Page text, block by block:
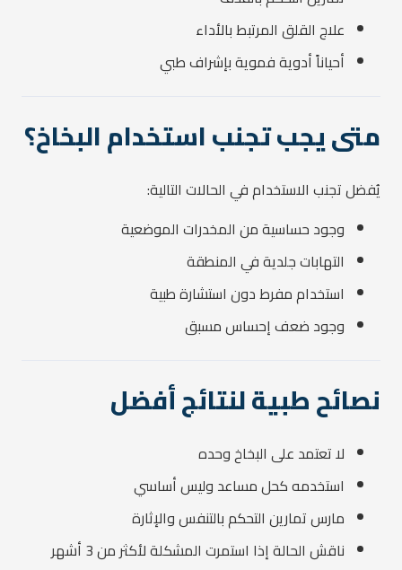
علاج القلق المرتبط بالأداء
أحياناً أدوية فموية بإشراف طبي
متى يجب تجنب استخدام البخاخ؟
يُفضل تجنب الاستخدام في الحالات التالية:
وجود حساسية من المخدرات الموضعية
التهابات جلدية في المنطقة
استخدام مفرط دون استشارة طبية
وجود ضعف إحساس مسبق
نصائح طبية لنتائج أفضل
لا تعتمد على البخاخ وحده
استخدمه كحل مساعد وليس أساسي
مارس تمارين التحكم بالتنفس والإثارة
ناقش الحالة إذا استمرت المشكلة لأكثر من 3 أشهر